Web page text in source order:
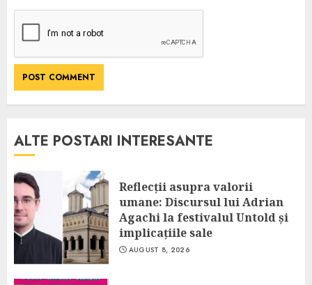
ALTE POSTARI INTERESANTE
Reflecții asupra valorii
umane: Discursul lui Adrian
Agachi la festivalul Untold și
implicațiile sale
AUGUST 8, 2026